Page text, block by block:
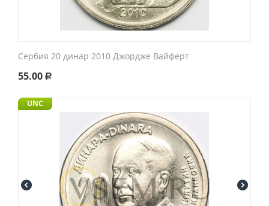
Сербия 20 динар 2010 Джордже Вайферт
55.00 Р
UNC